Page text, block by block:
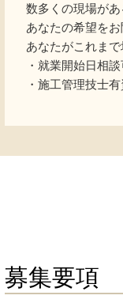
数多くの現場があ
あなたの希望をお
あなたがこれま
・就業開始日相談
・施工管理技士
募集要項